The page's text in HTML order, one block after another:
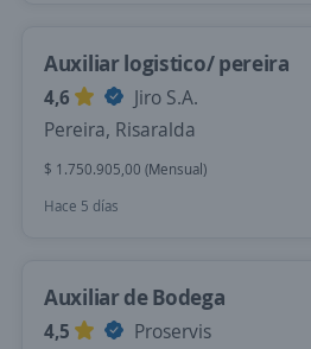
Auxiliar logistico/ pereira
4,6
Jiro S.A.
Pereira, Risaralda
$ 1.750.905,00 (Mensual)
Hace 5 días
Auxiliar de Bodega
4,5
Proservis